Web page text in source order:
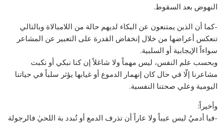
النهوض بعد السقوط.
-كما أن الذين يمتنعون عن البكاء لديهم حالة من اللامبالاة وبالتالي
تنعكس أعراضها من خلال إنخفاض القدرة على التعبير عن المشاعر
سواءاً الإيجابية أو السلبية.
وبحسب علم النفس، ليس مهماً ولا شاغلاً إن كنا نبكي أو نكبت
مشاعرنا إلّا في حال كان إنهمار الدموع أو غيابها يؤثر سلباً في حياتنا
اليومية وعلي صحتنا النفسية.
وأخيراً:
-فيا أدميُ ليس عيباً ولا عاراً أن تذرف الدمع أو تُبدد بة اللحيٰ فالرجولة